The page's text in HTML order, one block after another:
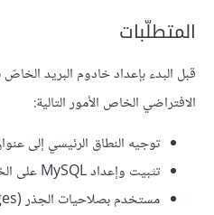
المتطلّبات
قبل البدء بإعداد خادوم البريد
الافتراضي الخاص الأمور التالية:
توجيه النطاق الرئيسي إلى
تثبيت وإعداد MySQL على الخادوم.
مستخدم بصلاحيات الجذر (root privileges).